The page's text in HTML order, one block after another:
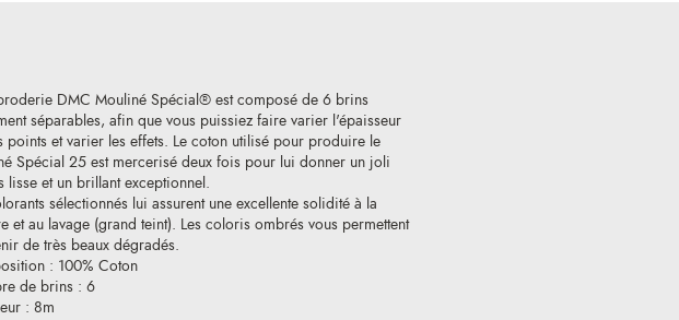
DMC Mouliné Spécial® est composé de 6 brins
séparables, afin que vous puissiez faire varier l'épaisseur
points et varier les effets. Le coton utilisé pour produire le
Spécial 25 est mercerisé deux fois pour lui donner un joli
lisse et un brillant exceptionnel.
sélectionnés lui assurent une excellente solidité à la
et au lavage (grand teint). Les coloris ombrés vous permettent
de très beaux dégradés.
: 100% Coton
de brins : 6
: 8m